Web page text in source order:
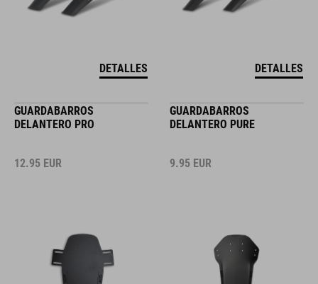
DETALLES DETALLES
GUARDABARROS
DELANTERO PRO
12.95 EUR
GUARDABARROS
DELANTERO PURE
9.95 EUR